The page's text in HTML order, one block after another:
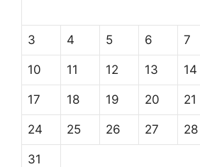
3 4 5 6 7
10 11 12 13 14
17 18 19 20 21
24 25 26 27 28
31